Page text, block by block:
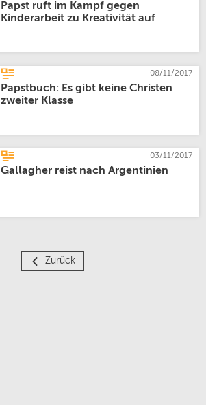
Papst ruft im Kampf gegen
Kinderarbeit zu Kreativität auf
08/11/2017
Papstbuch: Es gibt keine Christen
zweiter Klasse
03/11/2017
Gallagher reist nach Argentinien
Zurück